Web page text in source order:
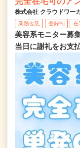
株式会社 クラウドワー
業務委託 登録制 在
美容系モニター募
当日に謝礼をお支